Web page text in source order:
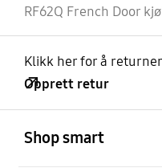
RF62Q French Door
Klikk her for å
Opprett retur
Shop smart